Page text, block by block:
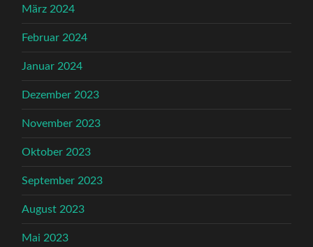
März 2024
Februar 2024
Januar 2024
Dezember 2023
November 2023
Oktober 2023
September 2023
August 2023
Mai 2023